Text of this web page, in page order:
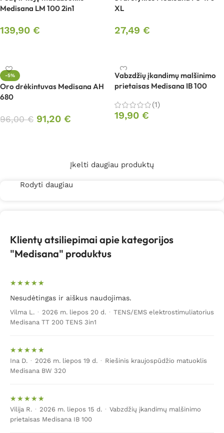
Medisana LM 100 2in1
139,90 €
XL
27,49 €
-5%
Oro drėkintuvas Medisana AH
680
96,00€ 91,20 €
Vabzdžių įkandimų malšinimo
prietaisas Medisana IB 100
(1)
19,90 €
Įkelti daugiau produktų
Rodyti daugiau
Klientų atsiliepimai apie kategorijos
"Medisana" produktus
Nesudėtingas ir aiškus naudojimas.
Vilma L. · 2026 m. liepos 20 d. · TENS/EMS elektrostimuliatorius
Medisana TT 200 TENS 3in1
Ina D. · 2026 m. liepos 19 d. · Riešinis kraujospūdžio matuoklis
Medisana BW 320
Vilija R. · 2026 m. liepos 15 d. · Vabzdžių įkandimų malšinimo
prietaisas Medisana IB 100